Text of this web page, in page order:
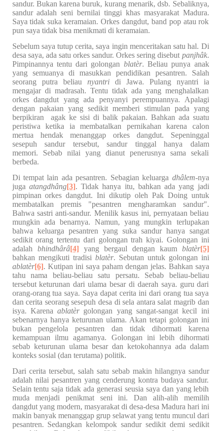
sandur. Bukan karena buruk, kurang menarik, dsb. Sebaliknya,
sandur adalah seni bernilai tinggi khas masyarakat Madura.
Saya tidak suka keramaian. Orkes dangdut, band pop atau rok
pun saya tidak bisa menikmati di keramaian.
Sebelum saya tutup cerita, saya ingin menceritakan satu hal. Di
desa saya, ada satu orkes sandur. Orkes sering disebut panjhâk.
Pimpinannya tentu dari golongan blatèr. Beliau punya anak
yang semuanya di masukkan pendidikan pesantren. Salah
seorang putra beliau nyantridi Jawa. Pulang nyantri ia
mengajar di madrasah. Tentu tidak ada yang menghalalkan
orkes dangdut yang ada penyanyi perempuannya. Apalagi
dengan pakaian yang sedikit memberi stimulan pada yang
berpikiran
agak ke sisi di balik pakaian. Bahkan ada suatu
peristiwa ketika ia membatalkan pernikahan karena calon
mertua hendak menanggap orkes dangdut. Sepeninggal
sesepuh sandur tersebut, sandur tinggal hanya dalam
memori. Sebab nilai yang dianut penerusnya sama sekali
berbeda.
Di tempat lain ada pesantren. Sebagian keluarga dhâlem-nya
juga atangdhâng[3]. Tidak hanya itu, bahkan ada yang jadi
pimpinan orkes dangdut. Ini dikutip oleh Pak Doing untuk
membatalkan premis "pesantren mengharamkan sandur".
Bahwa sastri anti-sandur. Menilik kasus ini, pernyataan beliau
mungkin ada benarnya. Namun, yang mungkin terlupakan
bahwa keluarga pesantren yang suka sandur hanya sangat
sedikit orang tertentu dari golongan trah kiyai. Golongan ini
adalah bhindhârâ[4] yang bergaul dengan kaum blatèr[5]
bahkan mengikuti tradisi blatèr. Sebutan untuk golongan ini
ablatèr[6]. Kutipan ini saya paham dengan jelas. Bahkan saya
tahu nama beliau-beliau satu persatu. Sebab beliau-beliau
tersebut keturunan dari ulama besar di daerah saya. guru dari
orang-orang tua saya. Saya dapat cerita ini dari orang tua saya
dan cerita seorang sesepuh desa di sela antara salat magrib dan
isya. Karenaablatèrgolongan yang sangat-sangat kecil ini
sebenarnya hanya keturunan ulama. Akan tetapi golongan ini
bukan pengelola pesantren dan tidak dihormati karena
kemampuan ilmu agamanya. Golongan ini lebih dihormati
sebab keturunan ulama besar dan ketokohannya ada dalam
konteks sosial (dan terutama) politik.
Dari cerita tersebut, salah satu sebab makin hilangnya sandur
adalah nilai pesantren yang cenderung kontra budaya sandur.
Selain tentu saja tidak ada generasi seusia saya dan yang lebih
muda menjadi penikmat seni ini. Dan alih-alih memilih
dangdut yang modern, masyarakat di desa-desa Madura hari ini
makin banyak menanggap grup selawat yang tentu muncul dari
pesantren. Sedangkan kelompok sandur sedikit demi sedikit